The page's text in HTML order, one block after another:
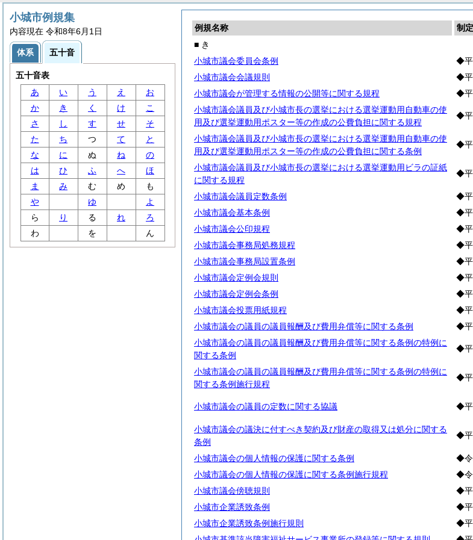
例規名称 制
■ き
小城市議会委員会条例
◆平
小城市議会会議規則
◆平
小城市議会が管理する情報の公開等に関する規程
◆平
小城市議会議員及び小城市長の選挙における選挙運動用自動車の使
用及び選挙運動用ポスター等の作成の公費負担に関する規程
◆平
小城市議会議員及び小城市長の選挙における選挙運動用自動車の使
用及び選挙運動用ポスター等の作成の公費負担に関する条例
◆平
小城市議会議員及び小城市長の選挙における選挙運動用ビラの証紙
に関する規程
◆平
小城市議会議員定数条例 ◆平
小城市議会基本条例
◆平
小城市議会公印規程
◆平
小城市議会事務局処務規程
◆平
小城市議会事務局設置条例
◆平
小城市議会定例会規則
◆平
小城市議会定例会条例
◆平
小城市議会投票用紙規程
◆平
小城市議会の議員の議員報酬及び費用弁償等に関する条例
◆平
小城市議会の議員の議員報酬及び費用弁償等に関する条例の特例に
関する条例
◆平
小城市議会の議員の議員報酬及び費用弁償等に関する条例の特例に
関する条例施行規程
◆平
小城市議会の議員の定数に関する協議 ◆平
小城市議会の議決に付すべき契約及び財産の取得又は処分に関する
条例
◆平
小城市議会の個人情報の保護に関する条例 ◆令
小城市議会の個人情報の保護に関する条例施行規程
◆令
小城市議会傍聴規則
◆平
小城市企業誘致条例
◆平
小城市企業誘致条例施行規則
◆平
小城市例規集
内容現在 令和8年6月1日
体系 五十音
五十音表
あ
い う え
お
か
き く け
こ
さ
し す せ
そ
た
ち つ て
と
な
に ぬ ね
の
は
ひ ふ へ
ほ
ま
み む め
も
や
ゆ
よ
ら
り る れ
ろ
わ
を ん